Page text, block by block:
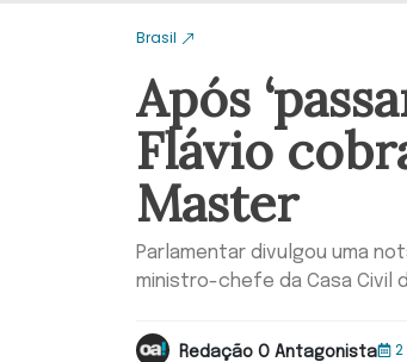
Brasil
Após
Flávio
Master
Parlamentar divulgou uma
ministro-chefe da Casa Civil
Redação O Antagonista